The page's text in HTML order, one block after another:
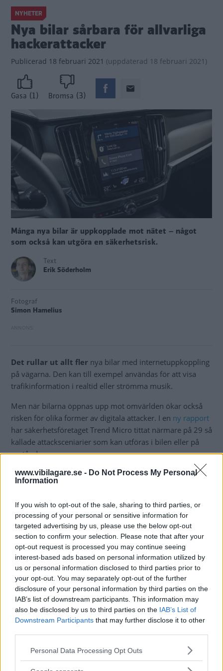
www.vibilagare.se - Do Not Process My Personal
Information
If you wish to opt-out of the sale, sharing to third parties, or
processing of your personal or sensitive information for
targeted advertising by us, please use the below opt-out
section to confirm your selection. Please note that after your
opt-out request is processed you may continue seeing
interest-based ads based on personal information utilized by
us or personal information disclosed to third parties prior to
your opt-out. You may separately opt-out of the further
disclosure of your personal information by third parties on the
IAB’s list of downstream participants. This information may
also be disclosed by us to third parties on the IAB’s List of
Downstream Participants that may further disclose it to other
Please note that this website/app uses one or more Google
not limited to your visit or usage behaviour. You may click to
Personal Data Processing Opt Outs
NYHETER
Nya bilar sårbara för allvarliga
hackerattacker
Publicerad 18 februari 2021 (uppdaterad 18 februari 2021)
Gasa (1) Bromsa (3)
Många nya bilar är uppkopplade mot nätet – något
som också kan utgöra en säkerhetsrisk.
Text
Erik Söderholm
Fotograf
Simon Hamelius
Det rullar ut allt fler nya bilar med internetuppkoppling
på vägarna. Den kan till exempel användas för att visa
trafikinformation i realtid eller strömma musik.
Men när bilarna öppnas upp mot omvärlden ökar också
risken för olika former av digitala attacker. I en ny rapport
har säkerhetsföretaget Trend Micro tittat närmare på 29 så
kallade attacksceniarier som kan utföras i bilen eller på
avstånd.
Det kan till exempelhandla om så kallade
överbelastningsattacker mot smarta transportsystem, som
”Det skulle kunna överväldiga uppkopplade bilars
kommunikationssystem och utgöra en hög risk för
olyckor”, står det i rapporten.
Det kan också handla om att på något sätt skicka in skadlig
kod i bilens system eller ”lura” självkörande taxibilar att
fejka resor för att tjäna mer pengar.
Knappt en av fem utförda attacker
bedömdes vara extra riskabla
Knappt en av femutförda attacker bedömdes vara extra
riskabla. Det innebär att även en angripare som bara har